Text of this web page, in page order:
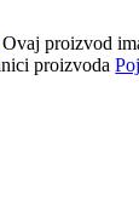
Ovaj proizvod
proizvoda